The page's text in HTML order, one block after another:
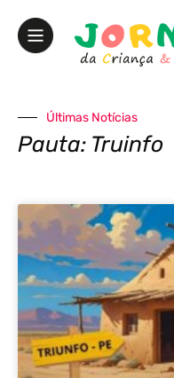
Últimas Notícias
Pauta: Truinfo